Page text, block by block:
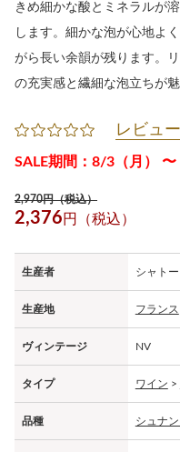
きめ細かな酸とミネラルが
します。細かな泡が心地よ
がら長い余韻が残ります。
の充実感と繊細な泡立ちが
レビュ
SALE期間：8/3（月） 〜
2,970円（税込）
2,376円（税込）
生産者 シャト
生産地 フランス
ヴィンテージ NV
タイプ ワイン >
品種 シュナ